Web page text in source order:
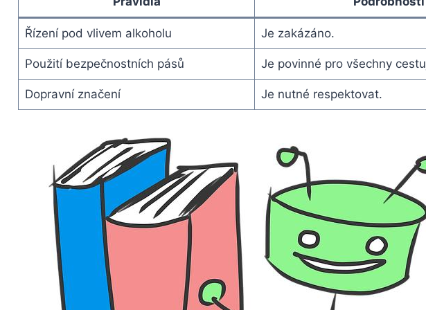
Řízení pod vlivem alkoholu Je zakázáno.
Použití bezpečnostních pásů Je povinné pro všechny
Dopravní značení Je nutné respektovat.